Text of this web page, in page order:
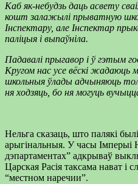
Каб як-небудзь даць асвету
кошт залажылі прыватную
Інспектару, але Інспектар
паліцыя і выпаўніла.
Падавалі прыгавор і ў гэтым
Кругом нас усе вёскі жадаюць
школьныя ўлады адчыняюць
ня ходзяць, бо ня могуць
Нельга сказаць, што палякі
арыгінальныя. У часы Імперыі
дэпартаментах” адкрываў
Царская Расія таксама нават і
“местном наречии”.